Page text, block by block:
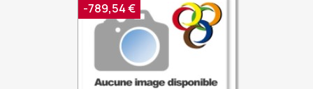
-789,54 €